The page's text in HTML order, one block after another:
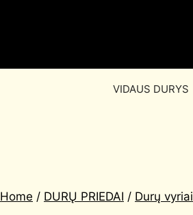
VIDAUS DURYS
Home / DURŲ PRIEDAI / Durų vyriai